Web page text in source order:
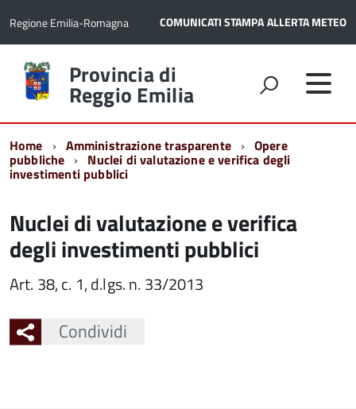
Regione Emilia-Romagna COMUNICATI STAMPAALLERTA METEO
Torna
alla
home
Provincia di
Reggio Emilia
Home Amministrazione trasparente Opere
pubbliche Nuclei di valutazione e verifica degli
investimenti pubblici
Nuclei di valutazione e verifica
degli investimenti pubblici
Art. 38, c. 1, d.lgs. n. 33/2013
Condividi